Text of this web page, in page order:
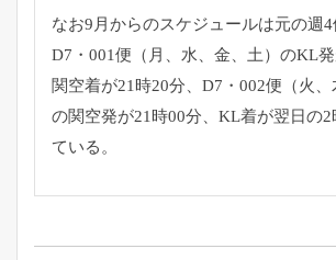
なお9月からのスケジュールは元の週4
D7・ 001便（月、水、金、土）のKL発
関空着が21時20分、D7・002便（火、
の関空発が21時00分、 KL着が翌日の2
ている。
投